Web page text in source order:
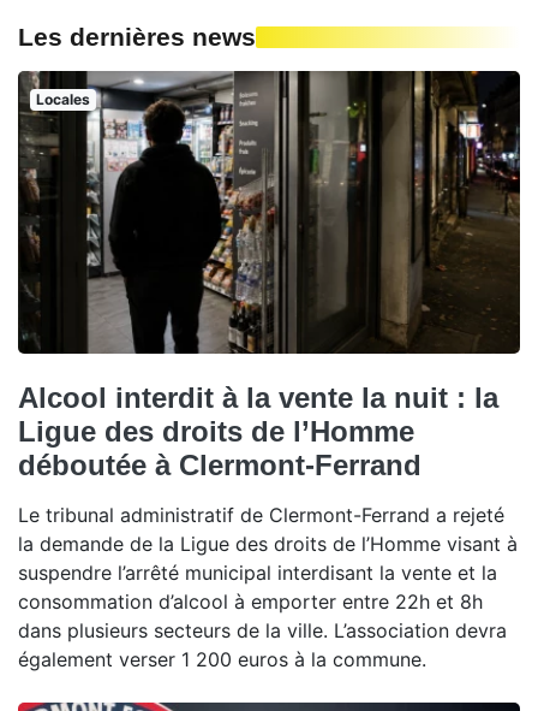
Les dernières news
Locales
Alcool interdit à la vente la nuit : la
Ligue des droits de l’Homme
déboutée à Clermont-Ferrand
Le tribunal administratif de Clermont-Ferrand a rejeté
la demande de la Ligue des droits de l’Homme visant à
suspendre l’arrêté municipal interdisant la vente et la
consommation d’alcool à emporter entre 22h et 8h
dans plusieurs secteurs de la ville. L’association devra
également verser 1 200 euros à la commune.